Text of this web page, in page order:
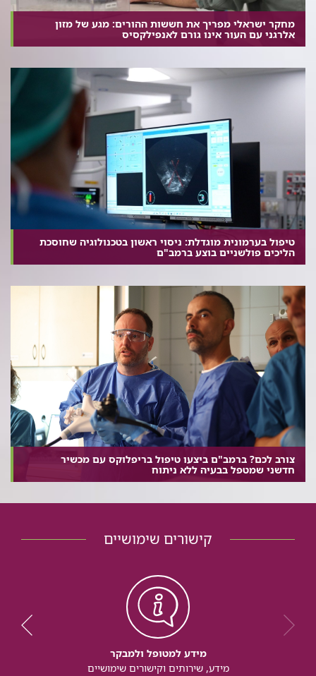
מחקר ישראלי מפריך את חששות ההורים: מגע של מזון
אלרגני עם העור אינו גורם לאנפילקסיס
טיפול בערמונית מוגדלת: ניסוי ראשון בטכנולוגיה שחוסכת
הליכים פולשניים בוצע ברמב"ם
צורב לכם? ברמב"ם ביצעו טיפול בריפלוקס עם מכשיר
חדשני שמטפל בבעיה ללא ניתוח
קישורים שימושיים
מידע למטופל ולמבקר
מידע, שירותים וקישורים שימושיים